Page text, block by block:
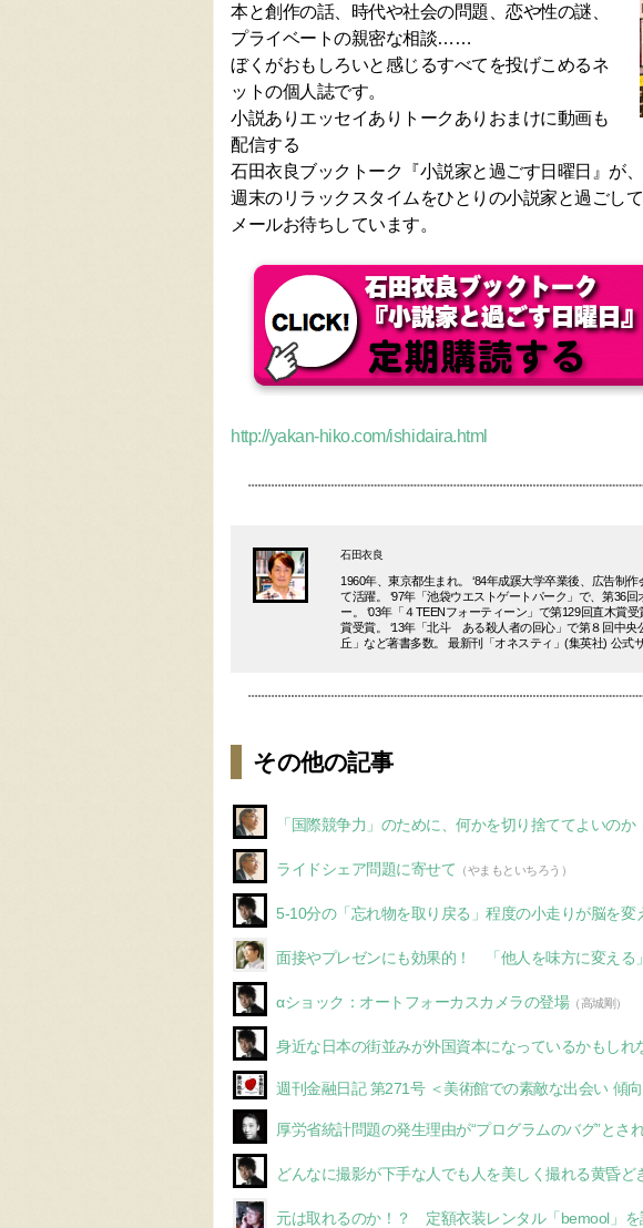
本と創作の話、時代や社会の問題、恋や性の謎、
プライベートの親密な相談……
ぼくがおもしろいと感じるすべてを投げこめるネ
ットの個人誌です。
小説ありエッセイありトークありおまけに動画も
配信する
石田衣良ブックトーク『小説家と過ごす日曜日』が
週末のリラックスタイムをひとりの小説家と過ごし
メールお待ちしています。
http://yakan-hiko.com/ishidaira.html
石田衣良
1960年、東京都生まれ。 ‘84年成蹊大学卒業後、広告制
て活躍。 ‘97年「池袋ウエストゲートパーク」で、第36
ー。 ‘03年「４TEENフォーティーン」で第129回直木賞
賞受賞。 ‘13年「北斗 ある殺人者の回心」で第８回中央
丘」など著書多数。 最新刊「オネスティ」(集英社) 公式
その他の記事
「国際競争力」のために、何かを切り捨ててよいのか
ライドシェア問題に寄せて （やまもといちろう）
5-10分の「忘れ物を取り戻る」程度の小走りが脳を変
面接やプレゼンにも効果的！ 「他人を味方に変える
αショック：オートフォーカスカメラの登場（高城剛）
身近な日本の街並みが外国資本になっているかもしれ
週刊金融日記 第271号 ＜美術館での素敵な出会い 傾
厚労省統計問題の発生理由が“プログラムのバグ”とさ
どんなに撮影が下手な人でも人を美しく撮れる黄昏ど
元は取れるのか！？ 定額衣装レンタル「bemool」を